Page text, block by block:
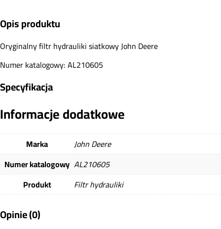
Opis produktu
Oryginalny filtr hydrauliki siatkowy John Deere
Numer katalogowy: AL210605
Specyfikacja
Informacje dodatkowe
Marka
John Deere
Numer katalogowy AL210605
Produkt
Filtr hydrauliki
Opinie (0)